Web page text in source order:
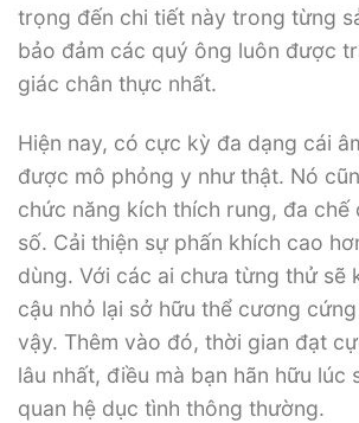
trọng đến chi tiết này trong từng
bảo đảm các quý ông luôn được
giác chân thực nhất.
Hiện nay, có cực kỳ đa dạng cái
được mô phỏng y như thật. Nó
chức năng kích thích rung, đa chế
số. Cải thiện sự phấn khích cao
dùng. Với các ai chưa từng thử sẽ
cậu nhỏ lại sở hữu thể cương
vậy. Thêm vào đó, thời gian đạt
lâu nhất, điều mà bạn hãn hữu lúc
quan hệ dục tình thông thường.